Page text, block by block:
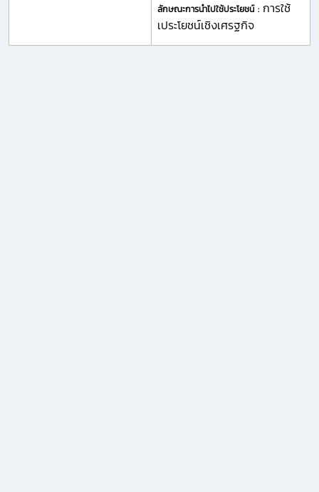
ลักษณะการนำไปใช้ประโยชน์ : การใช้
เประโยชน์เชิงเศรฐกิจ